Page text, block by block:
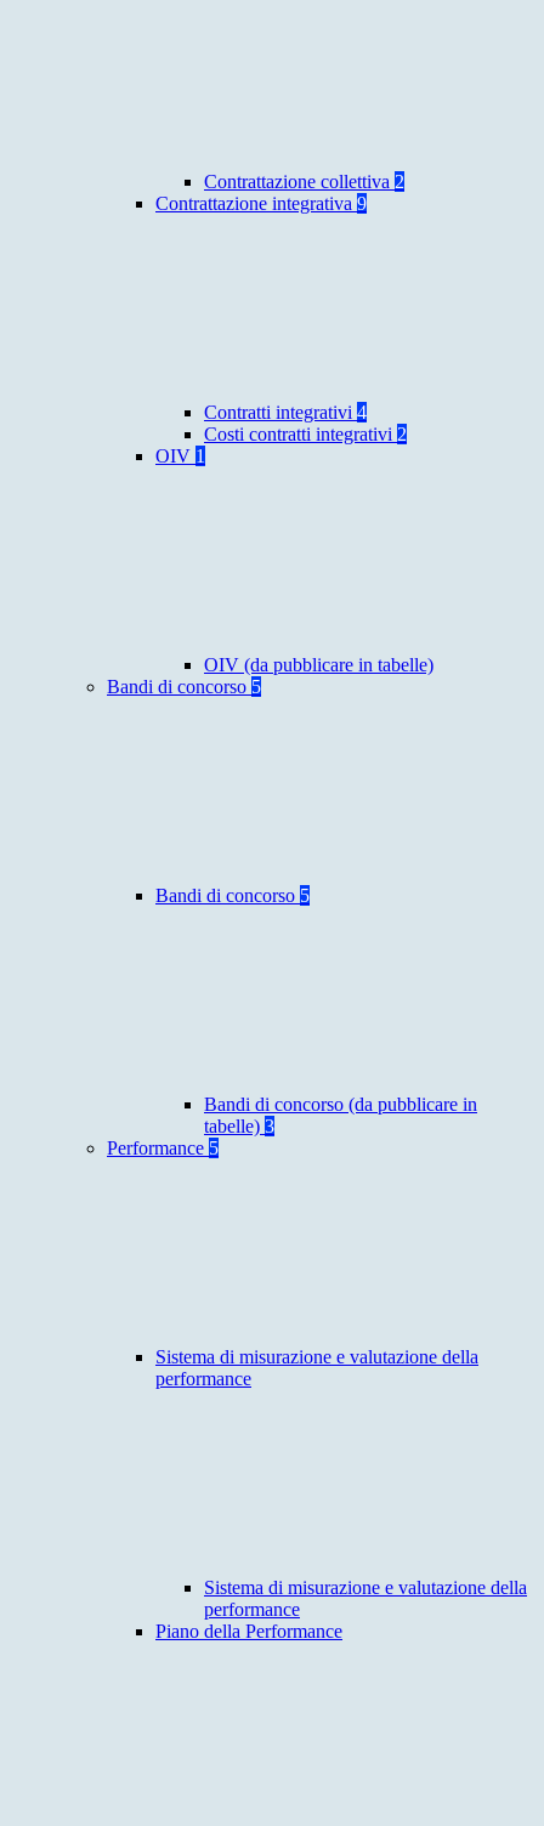
Contrattazione collettiva 2
Contrattazione integrativa 9
Contratti integrativi 4
Costi contratti integrativi 2
OIV 1
OIV (da pubblicare in tabelle)
Bandi di concorso 5
Bandi di concorso 5
Bandi di concorso (da pubblicare in
tabelle) 3
Performance 5
Sistema di misurazione e valutazione della
performance
Sistema di misurazione e valutazione della
performance
Piano della Performance